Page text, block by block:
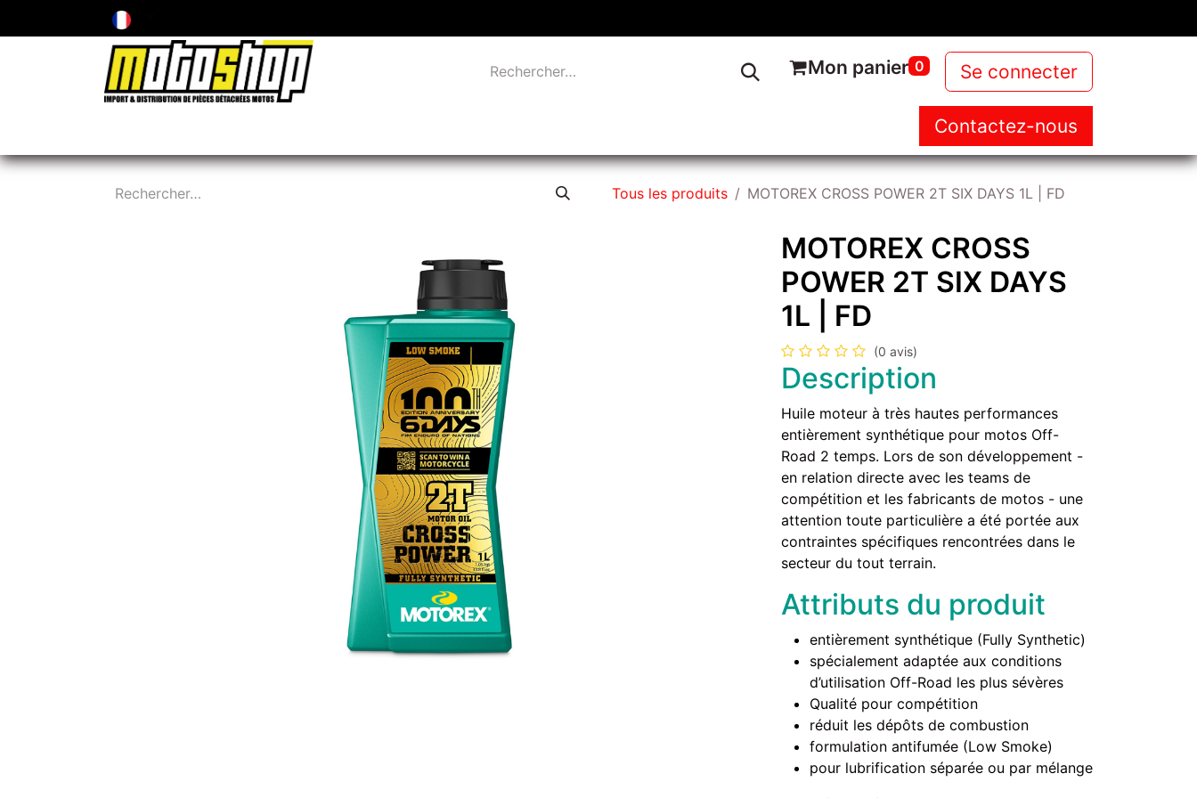
Mon panier 0 Se connecter
NOS PRODUITS NEWS
Contactez-nous
Tous les produits MOTOREX CROSS POWER 2T SIX DAYS 1L | FD
MOTOREX CROSS
POWER 2T SIX DAYS
1L | FD
(0 avis)
Description
Huile moteur à très hautes performances
entièrement synthétique pour motos Off-
Road 2 temps. Lors de son développement -
en relation directe avec les teams de
compétition et les fabricants de motos - une
attention toute particulière a été portée aux
contraintes spécifiques rencontrées dans le
secteur du tout terrain.
Attributs du produit
entièrement synthétique (Fully Synthetic)
spécialement adaptée aux conditions
d’utilisation Off-Road les plus sévères
Qualité pour compétition
réduit les dépôts de combustion
formulation antifumée (Low Smoke)
pour lubrification séparée ou par mélange